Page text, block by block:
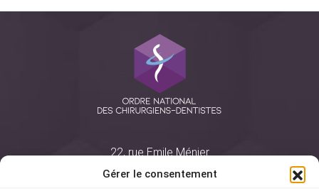
Gérer le consentement
22, rue Emile Ménier
75761 Paris Cedex 16